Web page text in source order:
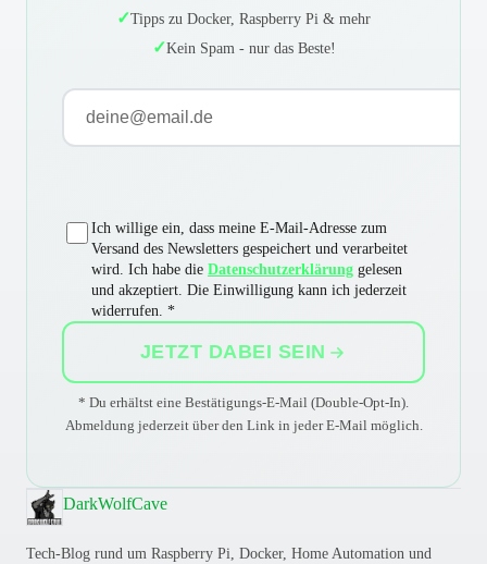
Tipps zu Docker, Raspberry Pi & mehr
Kein Spam - nur das Beste!
E-Mail-Adresse
Ich willige ein, dass meine E-Mail-Adresse zum
Versand des Newsletters gespeichert und verarbeitet
wird. Ich habe die Datenschutzerklärung gelesen
und akzeptiert. Die Einwilligung kann ich jederzeit
widerrufen. *
JETZT DABEI SEIN
* Du erhältst eine Bestätigungs-E-Mail (Double-Opt-In).
Abmeldung jederzeit über den Link in jeder E-Mail möglich.
DarkWolfCave
Tech-Blog rund um Raspberry Pi, Docker, Home Automation und